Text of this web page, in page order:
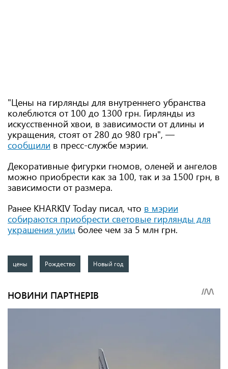
"Цены на гирлянды для внутреннего убранства
колеблются от 100 до 1300 грн. Гирлянды из
искусственной хвои, в зависимости от длины и
укращения, стоят от 280 до 980 грн", —
сообщили в пресс-службе мэрии.
Декоративные фигурки гномов, оленей и ангелов
можно приобрести как за 100, так и за 1500 грн, в
зависимости от размера.
Ранее KHARKIV Today писал, что в мэрии
собираются приобрести световые гирлянды для
украшения улиц более чем за 5 млн грн.
цены Рождество Новый год